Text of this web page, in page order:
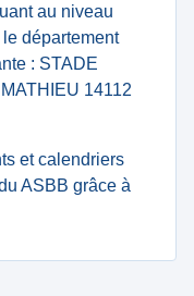
au niveau
département
: STADE
14112
et calendriers
ASBB grâce à